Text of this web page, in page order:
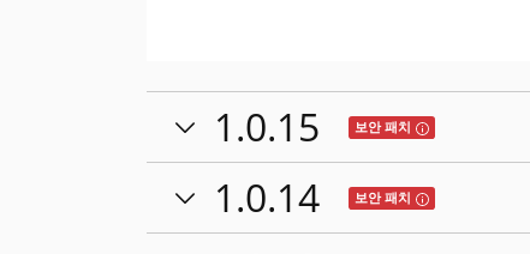
1.0.15 보안 패치 Tooltip: 이 릴리스
1.0.14 보안 패치 Tooltip: 이 릴리스